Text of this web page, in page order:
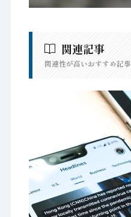
関連記事
関連性が高いおすすめ記事